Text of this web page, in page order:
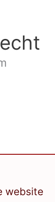
website